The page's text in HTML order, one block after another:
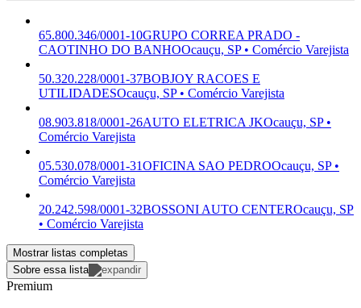
65.800.346/0001-10GRUPO CORREA PRADO -
CAOTINHO DO BANHOOcauçu, SP • Comércio Varejista
50.320.228/0001-37BOBJOY RACOES E
UTILIDADESOcauçu, SP • Comércio Varejista
08.903.818/0001-26AUTO ELETRICA JKOcauçu, SP •
Comércio Varejista
05.530.078/0001-31OFICINA SAO PEDROOcauçu, SP •
Comércio Varejista
20.242.598/0001-32BOSSONI AUTO CENTEROcauçu, SP
• Comércio Varejista
Mostrar listas completas
Sobre essa lista
Premium